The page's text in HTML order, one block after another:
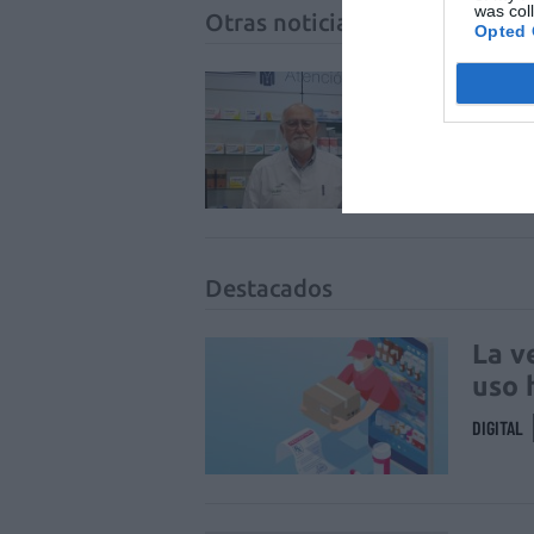
was
Opted
Otras noticias destacadas
Destacados
La
uso
DIGITAL